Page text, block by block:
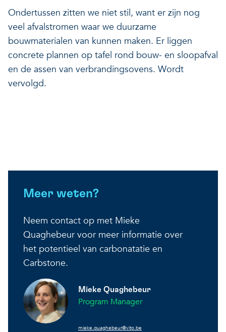
Ondertussen zitten we niet stil, want er zijn nog
veel afvalstromen waar we duurzame
bouwmaterialen van kunnen maken. Er liggen
concrete plannen op tafel rond bouw- en sloopafval
en de assen van verbrandingsovens. Wordt
vervolgd.
Meer weten?
Neem contact op met Mieke
Quaghebeur voor meer informatie over
het potentieel van carbonatatie en
Carbstone.
Mieke Quaghebeur
Program Manager
mieke.quaghebeur@vito.be